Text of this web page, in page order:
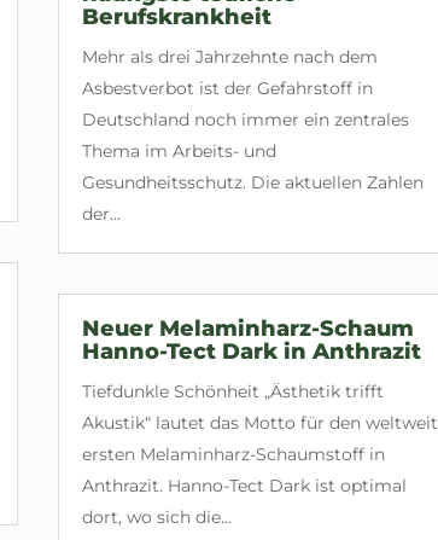
Berufskrankheit
Mehr als drei Jahrzehnte nach dem
Asbestverbot ist der Gefahrstoff in
Deutschland noch immer ein zentrales
Thema im Arbeits- und
Gesundheitsschutz. Die aktuellen Zahlen
der...
Neuer Melaminharz-Schaum
Hanno-Tect Dark in Anthrazit
Tiefdunkle Schönheit „Ästhetik trifft
Akustik“ lautet das Motto für den weltweit
ersten Melaminharz-Schaumstoff in
Anthrazit. Hanno-Tect Dark ist optimal
dort, wo sich die...